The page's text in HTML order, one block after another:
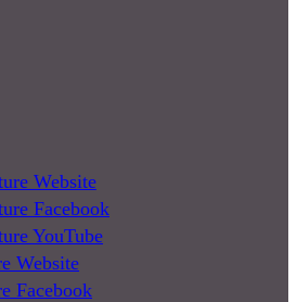
Website
Facebook
YouTube
Website
Facebook